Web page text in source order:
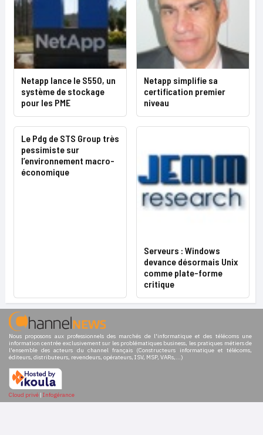
Netapp lance le S550, un
système de stockage
pour les PME
Netapp simplifie sa
certification premier
niveau
Le Pdg de STS Group très
pessimiste sur
l’environnement macro-
économique
Serveurs : Windows
devance désormais Unix
comme plate-forme
critique
Nous proposons aux professionnels des marchés de l'informatique et des télécoms une
information centrée exclusivement sur les problématiques business, les pratiques métiers de
l'ensemble des acteurs du channel français (Constructeurs informatique et télécoms,
éditeurs, distributeurs, revendeurs, opérateurs, ISV, MSP, VARs,...)
Cloud privé | Infogérance